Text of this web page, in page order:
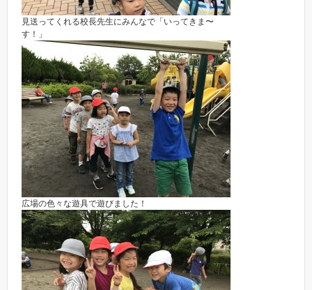
見送ってくれる校長先生にみんなで「いってきま〜
す！」
広場の色々な遊具で遊びました！